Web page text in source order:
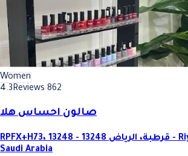
Women
4.3Reviews 862
صالون احساس هلا
RPFX+H73، قرطبة، الرياض 13248 - 13248 - Riyadh Province -
Saudi Arabia